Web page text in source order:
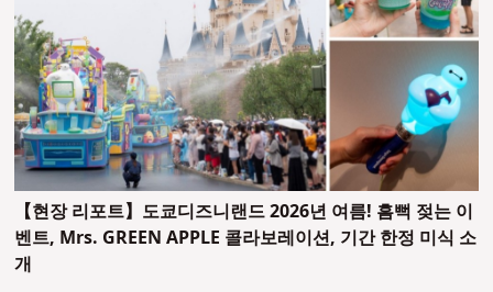
【현장 리포트】도쿄디즈니랜드 2026년 여름! 흠뻑 젖는 이
벤트, Mrs. GREEN APPLE 콜라보레이션, 기간 한정 미식 소
개